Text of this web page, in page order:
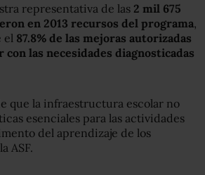
representativa de las 2 mil 675
en 2013 recursos del programa
el 87.8% de las mejoras autorizadas
con las necesidades diagnosticadas
que la infraestructura escolar no
esenciales para las actividades
del aprendizaje de los
ASF.